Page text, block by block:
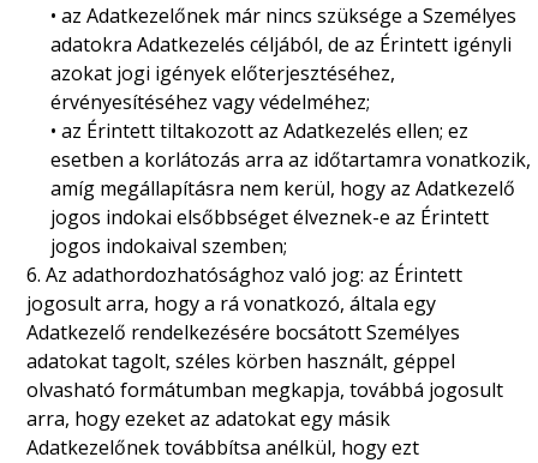
• az Adatkezelőnek már nincs szüksége a Személyes
adatokra Adatkezelés céljából, de az Érintett igényli
azokat jogi igények előterjesztéséhez,
érvényesítéséhez vagy védelméhez;
• az Érintett tiltakozott az Adatkezelés ellen; ez
esetben a korlátozás arra az időtartamra vonatkozik,
amíg megállapításra nem kerül, hogy az Adatkezelő
jogos indokai elsőbbséget élveznek-e az Érintett
jogos indokaival szemben;
6. Az adathordozhatósághoz való jog: az Érintett
jogosult arra, hogy a rá vonatkozó, általa egy
Adatkezelő rendelkezésére bocsátott Személyes
adatokat tagolt, széles körben használt, géppel
olvasható formátumban megkapja, továbbá jogosult
arra, hogy ezeket az adatokat egy másik
Adatkezelőnek továbbítsa anélkül, hogy ezt